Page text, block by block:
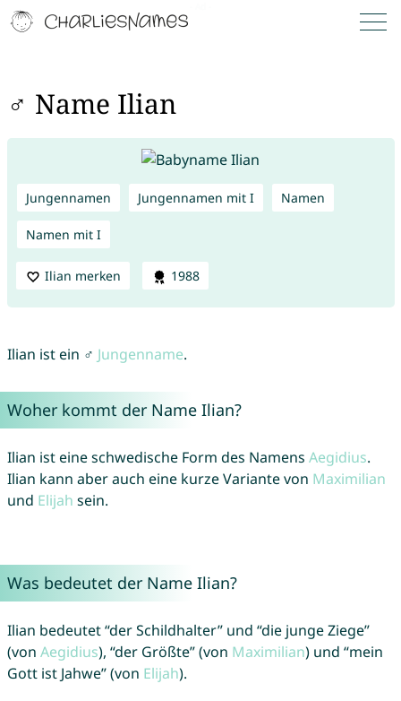
♂ Name Ilian
Jungennamen Jungennamen mit I Namen
Namen mit I
Ilian merken 1988
Ilian ist ein ♂ Jungenname.
Woher kommt der Name Ilian?
Ilian ist eine schwedische Form des Namens Aegidius.
Ilian kann aber auch eine kurze Variante von Maximilian
und Elijah sein.
Was bedeutet der Name Ilian?
Ilian bedeutet “der Schildhalter” und “die junge Ziege”
(von Aegidius), “der Größte” (von Maximilian) und “mein
Gott ist Jahwe” (von Elijah).